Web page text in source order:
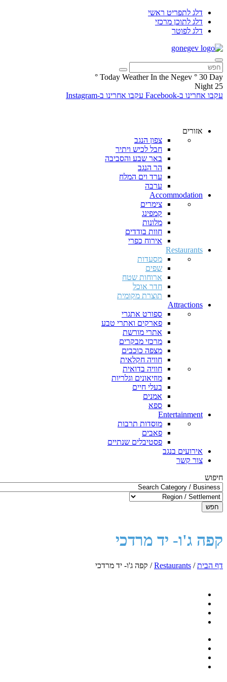
דלג לתפריט ראשי
דלג לתוכן מרכזי
דלג לפוטר
Today Weather In the Negev ° 30 Day
°
25
Night
עקבו אחרינו ב-Facebook
עקבו אחרינו ב-Instagram
אזורים
צפון הנגב
חבל לכיש ויתיר
באר שבע והסביבה
הר הנגב
ערד וים המלח
ערבה
Accommodation
צימרים
קמפינג
מלונות
חוות בודדים
אירוח כפרי
Restaurants
מסעדות
שפים
ארוחות שטח
חדר אוכל
תוצרת מקומית
Attractions
ספורט אתגרי
פארקים ואתרי טבע
אתרי מורשת
מרכזי מבקרים
מצפה כוכבים
חוויה חקלאית
חוויה בדואית
מוזיאונים וגלריות
בעלי חיים
אמנים
ספא
Entertainment
מוסדות תרבות
פאבים
פסטיבלים שנתיים
אירועים בנגב
צור קשר
חיפוש
חפש
קפה ג'ו- יד מרדכי
דף הבית/
Restaurants
/ קפה ג'ו- יד מרדכי